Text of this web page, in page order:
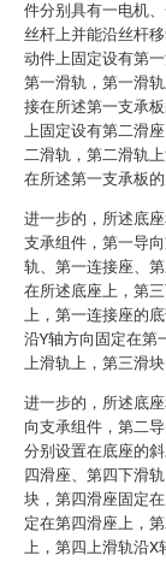
件分别具有一电机
丝杆上并能沿丝杆
动件上固定设有第
第一滑轨，第一滑
接在所述第一支承
上固定设有第二滑
二滑轨，第二滑轨
在所述第一支承板的
进一步的，所述底
支承组件，第一导
轨、第一连接座、
在所述底座上，第
上，第一连接座的
沿Y轴方向固定在第
上滑轨上，第三滑
进一步的，所述底
向支承组件，第二
分别设置在底座的
四滑座、第四下滑
块，第四滑座固定
定在第四滑座上，
上，第四上滑轨沿X